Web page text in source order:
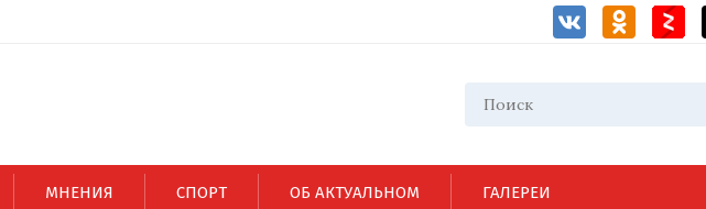
МНЕНИЯ СПОРТ ОБ АКТУАЛЬНОМ ГАЛЕРЕИ